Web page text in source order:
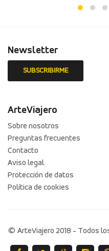
Newsletter
ArteViajero
Sobre nosotros
Preguntas frecuentes
Contacto
Aviso legal
Protección de datos
Política de cookies
© ArteViajero 2018 - Todos